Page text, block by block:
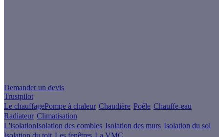
Demander un devis
Trustpilot
Le chauffagePompe à chaleur Chaudière Poêle Chauffe-eau
Radiateur Climatisation
L'isolationIsolation des combles Isolation des murs Isolation du sol